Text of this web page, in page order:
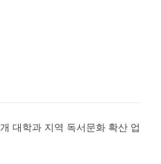
대학과 지역 독서문화 확산 업